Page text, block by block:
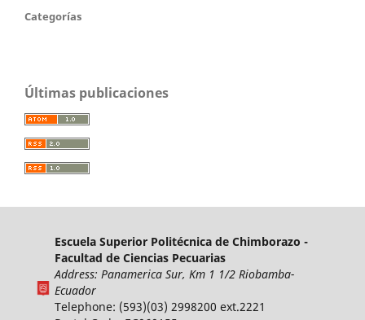
Categorías
Últimas publicaciones
Escuela Superior Politécnica de Chimborazo -
Facultad de Ciencias Pecuarias
Address: Panamerica Sur, Km 1 1/2 Riobamba-
Ecuador
Telephone: (593)(03) 2998200 ext.2221